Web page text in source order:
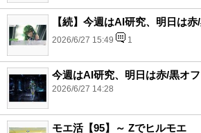
【続】今週はAI研究、明日は赤
2026/6/27 15:49 1
今週はAI研究、明日は赤/黒オフ
2026/6/27 14:28
モエ活【95】～ Zでヒルモエ